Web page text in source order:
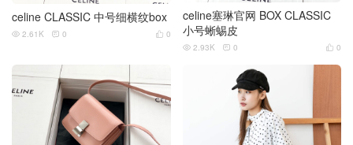
celine CLASSIC 中号细横纹box
 0
 2.61K  0
celine塞琳官网 BOX CLASSIC
小号蜥蜴皮
 0
 2.93K  0